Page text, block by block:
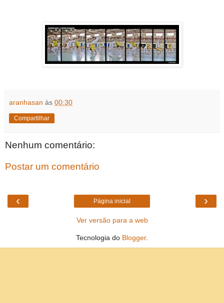
aranhasan às 00:30
Compartilhar
Nenhum comentário:
Postar um comentário
‹ ›
Página inicial
Ver versão para a web
Tecnologia do Blogger.